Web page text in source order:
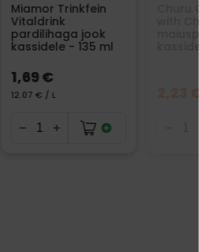
Miamor Trinkfein
Vitaldrink
pardilihaga jook
kassidele - 135 ml
1,69 €
12.07 € / L
with
2,23